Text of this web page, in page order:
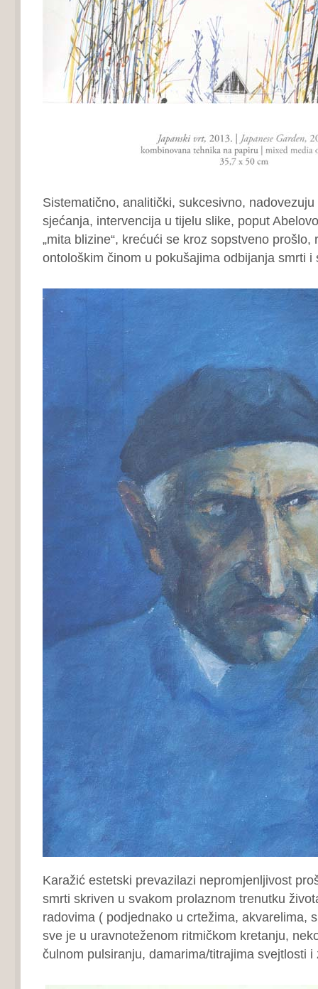
Sistematično, analitički, sukcesivno,
sjećanja, intervencija u tijelu slike, poput
„mita blizine“, krećući se kroz sopstveno prošlo,
ontološkim činom u pokušajima odbijanja smrti i
Karažić estetski prevazilazi nepromjenljivost
smrti skriven u svakom prolaznom trenutku
radovima ( podjednako u crtežima, akvarelima,
sve je u uravnoteženom ritmičkom kretanju,
čulnom pulsiranju, damarima/titrajima svejtlosti i